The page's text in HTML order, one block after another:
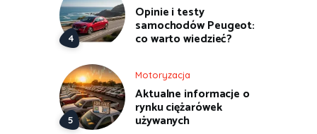
Opinie i testy
samochodów Peugeot:
co warto wiedzieć?
Motoryzacja
Aktualne informacje o
rynku ciężarówek
używanych